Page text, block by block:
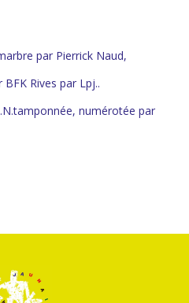
par Pierrick Naud,
Rives par Lpj..
numérotée par